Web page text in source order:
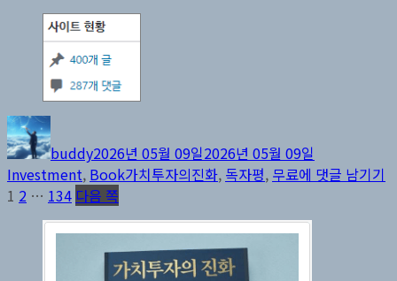
글
쓴
이
buddy성
일
자
2026년 05월 09일2026년 05월 09일
고
리
Investment, Book태
가치투자의진화, 독자평, 무료책
무
료
에 댓글 남기기
글
페
1 페
2 … 페
이
지
134 다음 쪽